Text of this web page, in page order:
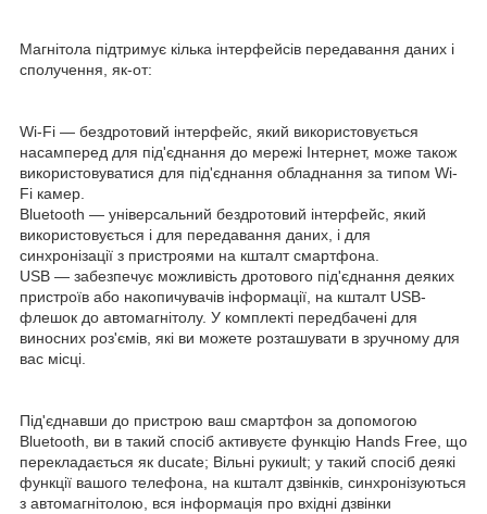
Магнітола підтримує кілька інтерфейсів передавання даних і
сполучення, як-от:
Wi-Fi — бездротовий інтерфейс, який використовується
насамперед для під'єднання до мережі Інтернет, може також
використовуватися для під'єднання обладнання за типом Wi-
Fi камер.
Bluetooth — універсальний бездротовий інтерфейс, який
використовується і для передавання даних, і для
синхронізації з пристроями на кшталт смартфона.
USB — забезпечує можливість дротового під'єднання деяких
пристроїв або накопичувачів інформації, на кшталт USB-
флешок до автомагнітолу. У комплекті передбачені для
виносних роз'ємів, які ви можете розташувати в зручному для
вас місці.
Під'єднавши до пристрою ваш смартфон за допомогою
Bluetooth, ви в такий спосіб активуєте функцію Hands Free, що
перекладається як ducate; Вільні рукиult; у такий спосіб деякі
функції вашого телефона, на кшталт дзвінків, синхронізуються
з автомагнітолою, вся інформація про вхідні дзвінки